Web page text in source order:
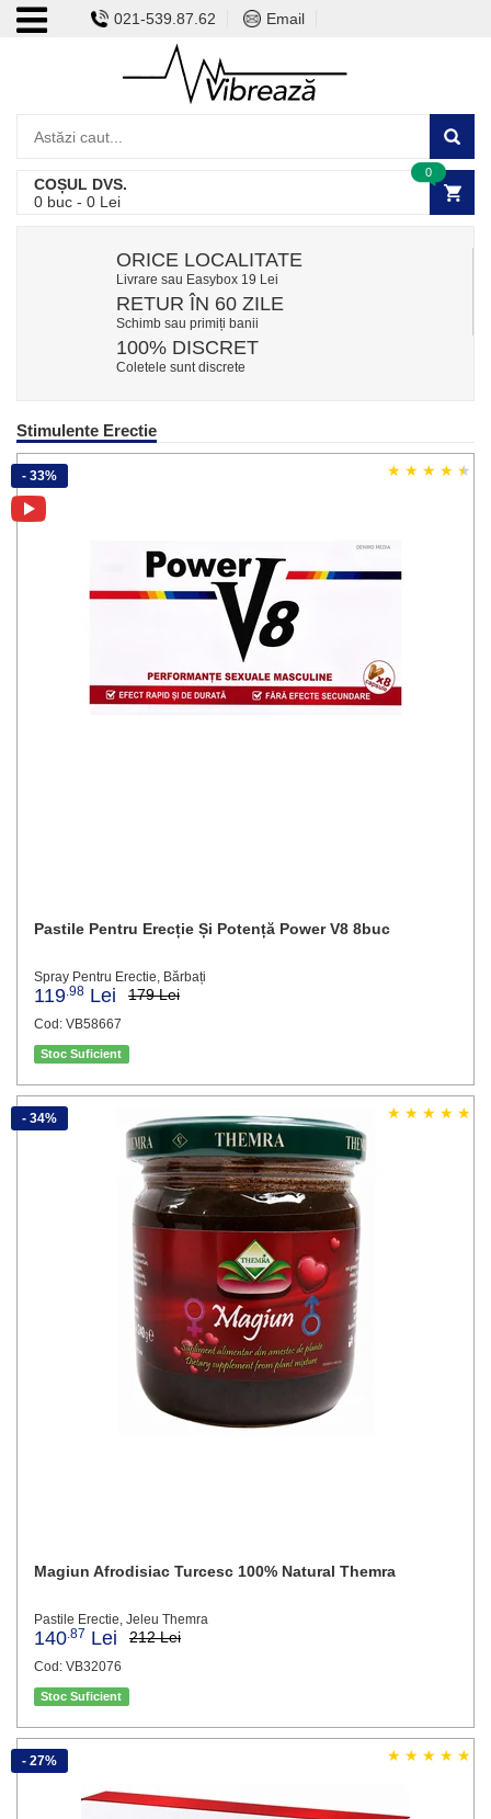
021-539.87.62 Email
COȘUL DVS.
0 buc - 0 Lei
0
ORICE LOCALITATE
Livrare sau Easybox 19 Lei
RETUR ÎN 60 ZILE
Schimb sau primiți banii
100% DISCRET
Coletele sunt discrete
Stimulente Erectie
Pastile Pentru Erecție Și Potență Power V8 8buc
Spray Pentru Erectie, Bărbați
119 .98 Lei 179 Lei
Cod: VB58667
Stoc Suficient
- 33%
Magiun Afrodisiac Turcesc 100% Natural Themra
Pastile Erectie, Jeleu Themra
140 .87 Lei 212 Lei
Cod: VB32076
Stoc Suficient
- 34%
- 27%